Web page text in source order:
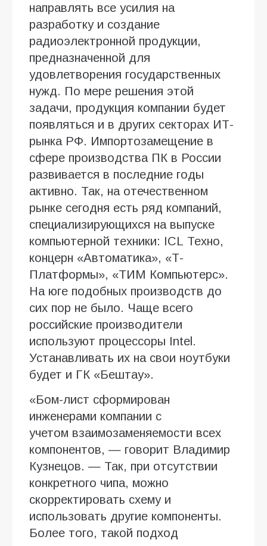
направлять все усилия на
разработку и создание
радиоэлектронной продукции,
предназначенной для
удовлетворения государственных
нужд. По мере решения этой
задачи, продукция компании будет
появляться и в других секторах ИТ-
рынка РФ. Импортозамещение в
сфере производства ПК в России
развивается в последние годы
активно. Так, на отечественном
рынке сегодня есть ряд компаний,
специализирующихся на выпуске
компьютерной техники: ICL Техно,
концерн «Автоматика», «Т-
Платформы», «ТИМ Компьютерс».
На юге подобных производств до
сих пор не было. Чаще всего
российские производители
используют процессоры Intel.
Устанавливать их на свои ноутбуки
будет и ГК «Бештау».
«Бом-лист сформирован
инженерами компании с
учетом взаимозаменяемости всех
компонентов, — говорит Владимир
Кузнецов. — Так, при отсутствии
конкретного чипа, можно
скорректировать схему и
использовать другие компоненты.
Более того, такой подход